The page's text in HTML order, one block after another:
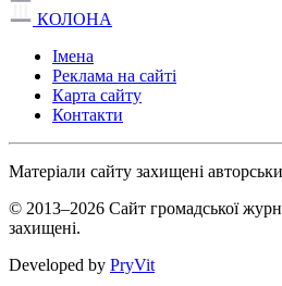
КОЛОНА
Імена
Реклама на сайті
Карта сайту
Контакти
Матеріали сайту захищені
© 2013–2026 Сайт громадської
захищені.
Developed by PryVit